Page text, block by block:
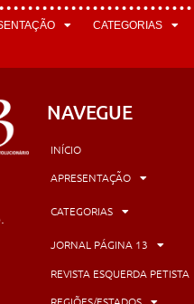
CATEGORIAS
NAVEGUE
INÍCIO
APRESENTAÇÃO
CATEGORIAS
JORNAL PÁGINA 13
REVISTA ESQUERDA PETISTA